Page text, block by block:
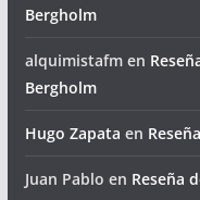
Bergholm
alquimistafmen
Bergholm
Hugo Zapata en
Juan Pablo en Reseña